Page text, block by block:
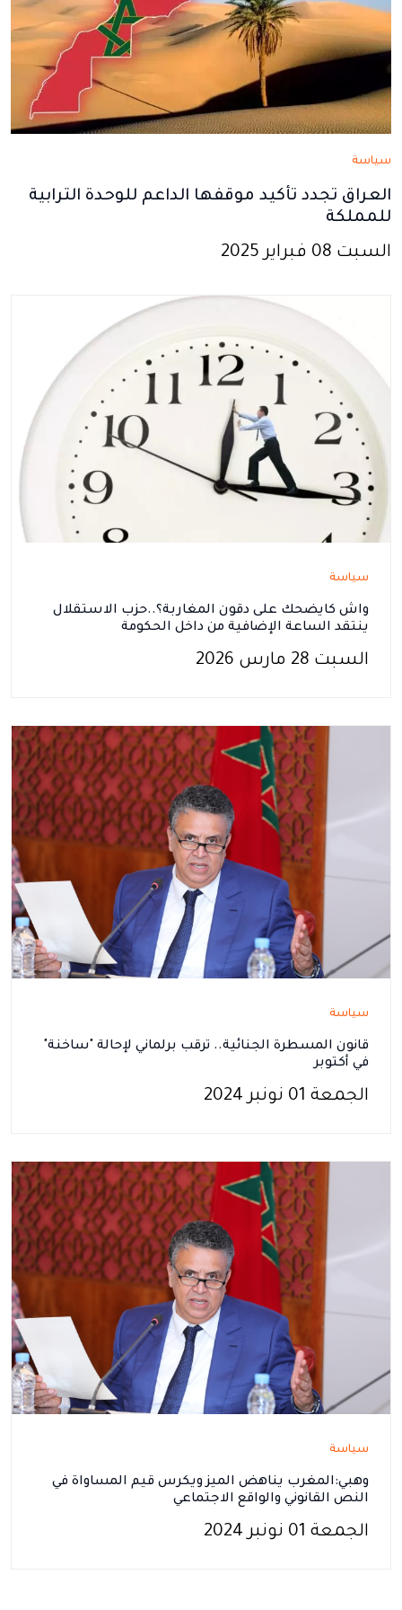
سياسة
العراق تجدد تأكيد موقفها الداعم للوحدة الترابية
للمملكة
السبت 08 فبراير 2025
سياسة
واش كايضحك على دقون المغاربة؟..حزب الاستقلال
ينتقد الساعة الإضافية من داخل الحكومة
السبت 28 مارس 2026
سياسة
قانون المسطرة الجنائية.. ترقب برلماني لإحالة "ساخنة"
في أكتوبر
الجمعة 01 نونبر 2024
سياسة
وهبي:المغرب يناهض الميز ويكرس قيم المساواة في
النص القانوني والواقع الاجتماعي
الجمعة 01 نونبر 2024